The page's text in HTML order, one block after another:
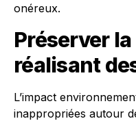
onéreux.
Préserver
réalisant
L’impact
inappropriées autour